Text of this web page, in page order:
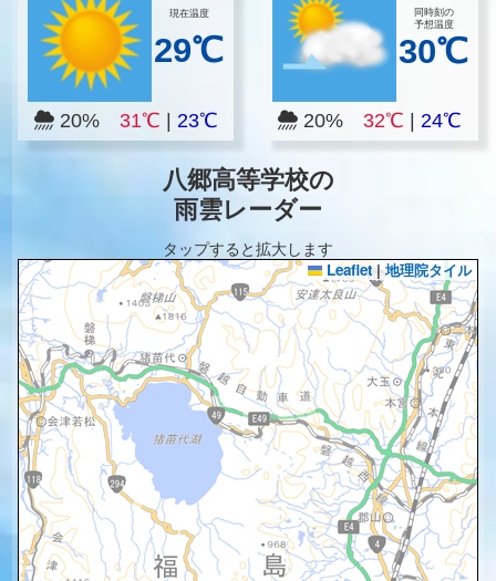
現在温度
29℃
20% 31℃ 23℃
同時刻の
予想温度
30℃
20%32℃ |24℃
八郷高等学校の
雨雲レーダー
タップすると拡大します
Leaflet | 地理院タイル